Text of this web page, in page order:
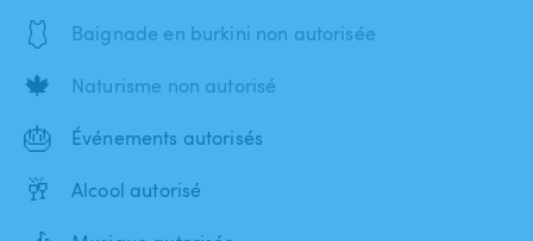
🩱 Baignade en burkini non autorisée
🍁 Naturisme non autorisé
🎂 Événements autorisés
🥂 Alcool autorisé